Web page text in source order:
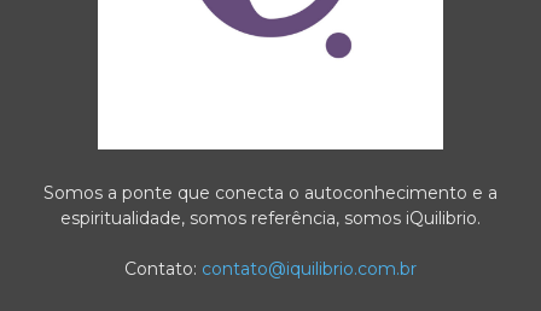
Somos a ponte que conecta o autoconhecimento e a
espiritualidade, somos referência, somos iQuilibrio.
Contato: contato@iquilibrio.com.br